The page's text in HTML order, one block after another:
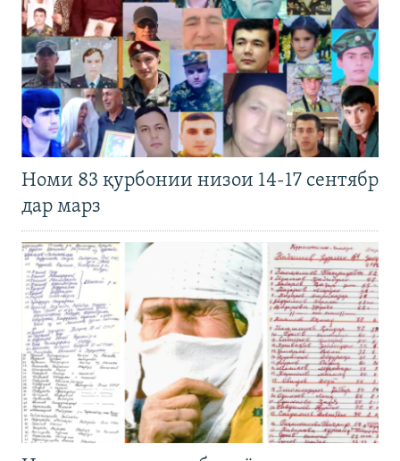
Номи 83 қурбонии низои 14-17 сентябр
дар марз